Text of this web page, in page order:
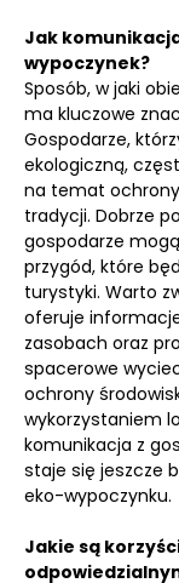
Jak
wypoczynek?
Sposób, w jaki
ma kluczowe
Gospodarze,
ekologiczną,
na temat
tradycji. Dobrze
gospodarze
przygód, które
turystyki. Warto
oferuje
zasobach oraz
spacerowe
ochrony
wykorzystaniem
komunikacja z
staje się jeszcze
eko-wypoczynku.
Jakie są